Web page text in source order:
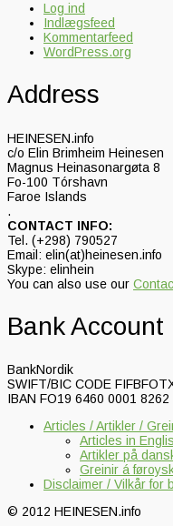
Log ind
Indlægsfeed
Kommentarfeed
WordPress.org
Address
HEINESEN.info
c/o Elin Brimheim Heinesen
Magnus Heinasonargøta 8
Fo-100 Tórshavn
Faroe Islands
.
CONTACT INFO:
Tel. (+298) 790527
Email: elin(at)heinesen.info
Skype: elinhein
You can also use our
Bank Account
BankNordik
SWIFT/BIC CODE
IBAN FO19 6460 0001 8262
Articles / Artikler /
Articles in
Artikler på
Greinir á
Disclaimer / Vilkår for
© 2012 HEINESEN.info